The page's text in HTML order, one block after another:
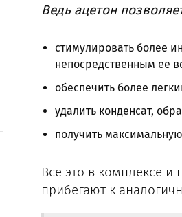
Ведь ацетон
стимулировать более
непосредственным ее
обеспечить более
удалить конденсат,
получить
Все это в комплексе и
прибегают к